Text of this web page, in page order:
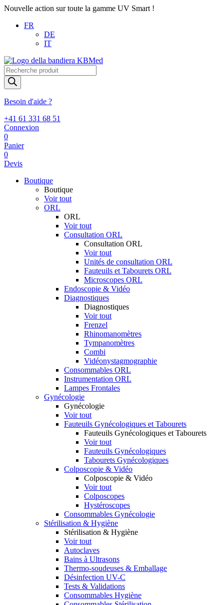
Nouvelle action sur toute la gamme UV Smart !
FR
DE
IT
Recherche
de
produits
Besoin d'aide ?
+41 61 331 68 51
Connexion
0
Panier
0
Devis
Boutique
Boutique
Voir tout
ORL
ORL
Voir tout
Consultation ORL
Consultation ORL
Voir tout
Unités de consultation ORL
Fauteuils et Tabourets ORL
Microscopes ORL
Endoscopie & Vidéo
Diagnostiques
Diagnostiques
Voir tout
Frenzel
Rhinomanomètres
Tympanomètres
Combi
Vidéonystagmographie
Consommables ORL
Instrumentation ORL
Lampes Frontales
Gynécologie
Gynécologie
Voir tout
Fauteuils Gynécologiques et Tabourets
Fauteuils Gynécologiques et Tabourets
Voir tout
Fauteuils Gynécologiques
Tabourets Gynécologiques
Colposcopie & Vidéo
Colposcopie & Vidéo
Voir tout
Colposcopes
Hystéroscopes
Consommables Gynécologie
Stérilisation & Hygiène
Stérilisation & Hygiène
Voir tout
Autoclaves
Bains à Ultrasons
Thermo-soudeuses & Emballage
Désinfection UV-C
Tests & Validations
Consommables Hygiène